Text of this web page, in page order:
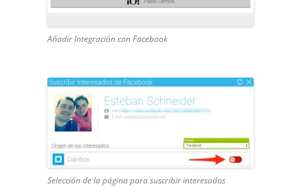
Añadir Integración con Facebook
Selección de la página para suscribir interesados